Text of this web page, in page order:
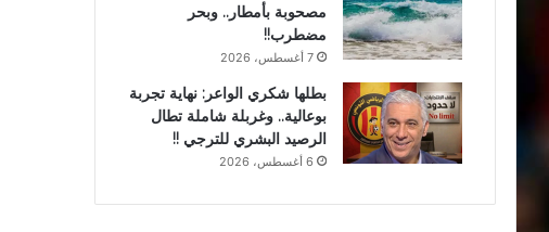
مصحوبة بأمطار.. وبحر
مضطرب!!
7 أغسطس، 2026
بطلها شكري الواعر: نهاية تجربة
بوعالية.. وغربلة شاملة تطال
الرصيد البشري للترجي !!
6 أغسطس، 2026